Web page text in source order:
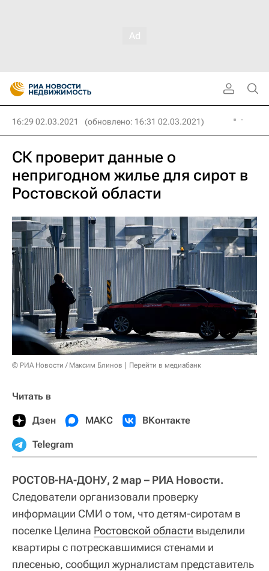
16:29 02.03.2021 (обновлено: 16:31 02.03.2021)
СК проверит данные о
непригодном жилье для сирот в
Ростовской области
© РИА Новости / Максим Блинов Перейти в медиабанк
Читать в
Дзен МАКС ВКонтакте
Telegram
РОСТОВ-НА-ДОНУ, 2 мар – РИА Новости.
Следователи организовали проверку
информации СМИ о том, что детям-сиротам в
поселке Целина Ростовской области выделили
квартиры с потрескавшимися стенами и
плесенью, сообщил журналистам представитель